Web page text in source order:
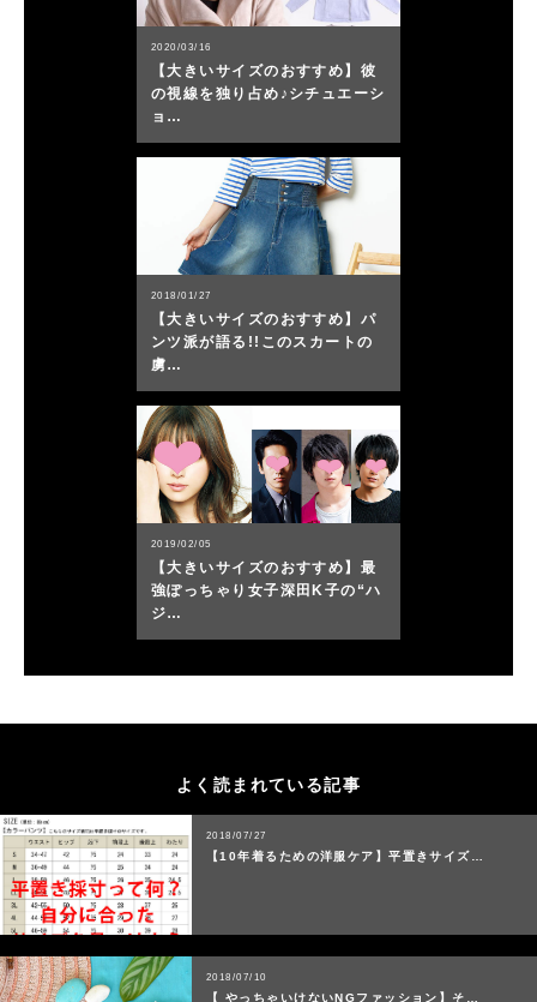
よく読まれている記事
2018/07/27
【10年着るための洋服ケア】平置きサイズ…
2018/07/10
【 やっちゃいけないNGファッション】そ…
2020/03/16
【大きいサイズのおすすめ】彼
の視線を独り占め♪シチュエーシ
ョ…
2018/01/27
【大きいサイズのおすすめ】パ
ンツ派が語る!!このスカートの
虜…
2019/02/05
【大きいサイズのおすすめ】最
強ぽっちゃり女子深田K子の“ハ
ジ…